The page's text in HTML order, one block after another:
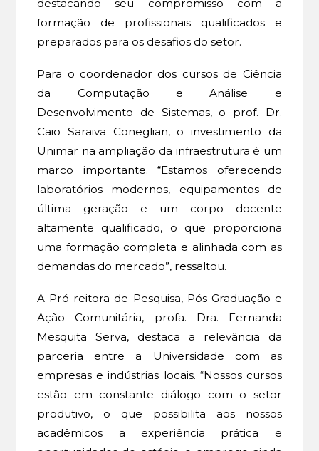
destacando seu compromisso com a
formação de profissionais qualificados e
preparados para os desafios do setor.
Para o coordenador dos cursos de Ciência
da Computação e Análise e
Desenvolvimento de Sistemas, o prof. Dr.
Caio Saraiva Coneglian, o investimento da
Unimar na ampliação da infraestrutura é um
marco importante. “Estamos oferecendo
laboratórios modernos, equipamentos de
última geração e um corpo docente
altamente qualificado, o que proporciona
uma formação completa e alinhada com as
demandas do mercado”, ressaltou.
A Pró-reitora de Pesquisa, Pós-Graduação e
Ação Comunitária, profa. Dra. Fernanda
Mesquita Serva, destaca a relevância da
parceria entre a Universidade com as
empresas e indústrias locais. “Nossos cursos
estão em constante diálogo com o setor
produtivo, o que possibilita aos nossos
acadêmicos a experiência prática e